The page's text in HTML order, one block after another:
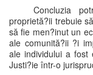
Concluzia
proprietă?ii trebuie
să fie men?inut un
ale comunită?ii ?i
ale individului a
Justi?ie într-o